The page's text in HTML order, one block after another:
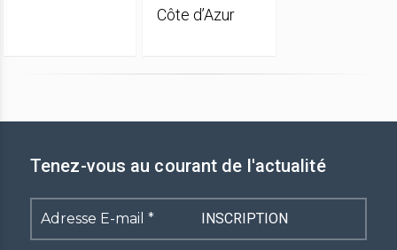
Côte d’Azur
Tenez-vous au courant de l'actualité
Adresse
E-